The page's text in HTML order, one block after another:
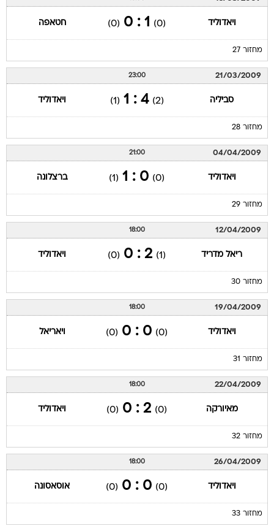
ויאדוליד (0)
1 : 0
(0) חטאפה
מחזור 27
21/03/2009
23:00
סביליה (2)
4 : 1
(1) ויאדוליד
מחזור 28
04/04/2009
21:00
ויאדוליד (0)
0 : 1
(1) ברצלונה
מחזור 29
12/04/2009
18:00
ריאל מדריד (1)
2 : 0
(0) ויאדוליד
מחזור 30
19/04/2009
18:00
ויאדוליד (0)
0 : 0
(0) ויאריאל
מחזור 31
22/04/2009
18:00
מאיורקה (0)
2 : 0
(0) ויאדוליד
מחזור 32
26/04/2009
18:00
ויאדוליד (0)
0 : 0
(0) אוסאסונה
מחזור 33